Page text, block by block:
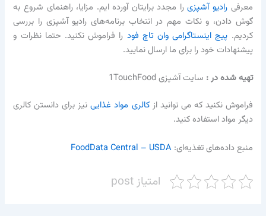
معرفی رادیو آشپزیرا مجدد برایتان آورده ایم. مزایا، راهنمای شروع به
گوش دادن، و نکات مهم در انتخاب برنامه‌های رادیو آشپزی را بررسی
کردیم. پیج اینستاگرامی وان تاچ فود را فراموش نکنید. حتما نظرات و
پیشنهادات خود را برای ما ارسال نمایید.
تهیه شده در :‌ سایت آشپزی 1TouchFood
فراموش نکنید که می توانید ازکالری مواد غذایینیز برای دانستن کالری
دیگر مواد استفاده کنید.
منبع داده‌های تغذیه‌ای:FoodData Central – USDA
امتیاز post